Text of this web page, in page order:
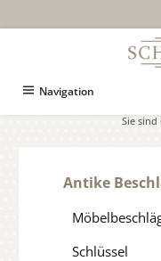
Navigation
Sie sind
Antike
Schlüssel